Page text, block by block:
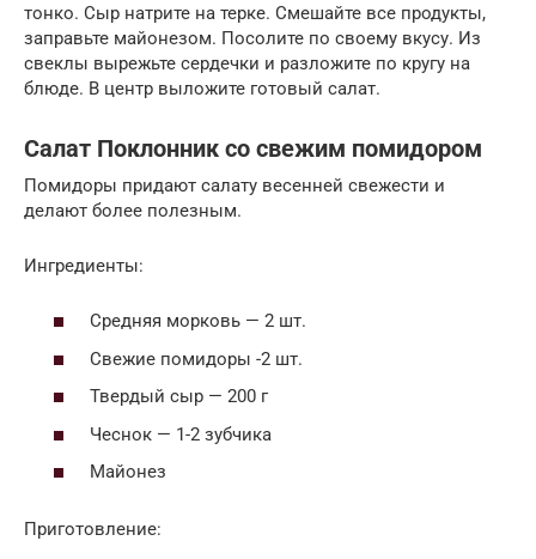
тонко. Сыр натрите на терке. Смешайте все продукты,
заправьте майонезом. Посолите по своему вкусу. Из
свеклы вырежьте сердечки и разложите по кругу на
блюде. В центр выложите готовый салат.
Салат Поклонник со свежим помидором
Помидоры придают салату весенней свежести и
делают более полезным.
Ингредиенты:
Средняя морковь — 2 шт.
Свежие помидоры -2 шт.
Твердый сыр — 200 г
Чеснок — 1-2 зубчика
Майонез
Приготовление: